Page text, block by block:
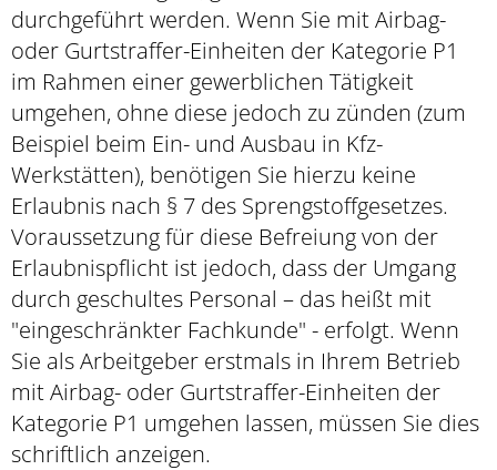
durchgeführt werden. Wenn Sie mit Airbag-
oder Gurtstraffer-Einheiten der Kategorie P1
im Rahmen einer gewerblichen Tätigkeit
umgehen, ohne diese jedoch zu zünden (zum
Beispiel beim Ein- und Ausbau in Kfz-
Werkstätten), benötigen Sie hierzu keine
Erlaubnis nach § 7 des Sprengstoffgesetzes.
Voraussetzung für diese Befreiung von der
Erlaubnispflicht ist jedoch, dass der Umgang
durch geschultes Personal – das heißt mit
"eingeschränkter Fachkunde" - erfolgt. Wenn
Sie als Arbeitgeber erstmals in Ihrem Betrieb
mit Airbag- oder Gurtstraffer-Einheiten der
Kategorie P1 umgehen lassen, müssen Sie dies
schriftlich anzeigen.